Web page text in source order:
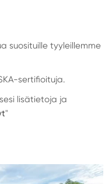
suosituille tyyleillemme
sertifioituja.
lisätietoja ja
"